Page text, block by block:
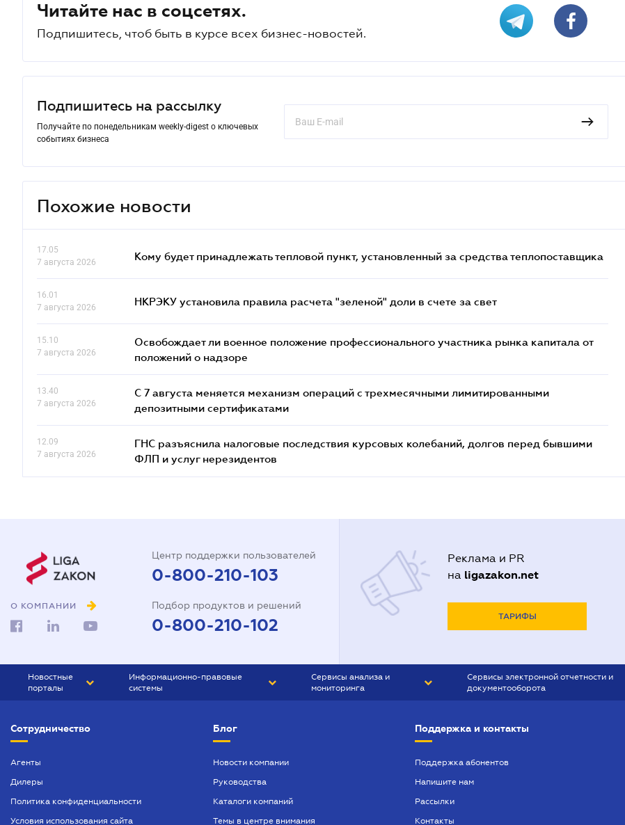
Читайте нас в соцсетях.
Подпишитесь, чтоб быть в курсе всех бизнес-новостей.
Подпишитесь на рассылку
Получайте по понедельникам weekly-digest о ключевых
событиях бизнеса
Похожие новости
17.05
7 августа 2026
Кому будет принадлежать тепловой пункт, установленный за средства теплопоставщика
16.01
7 августа 2026
НКРЭКУ установила правила расчета "зеленой" доли в счете за свет
15.10
7 августа 2026
Освобождает ли военное положение профессионального участника рынка капитала от
положений о надзоре
13.40
7 августа 2026
С 7 августа меняется механизм операций с трехмесячными лимитированными
депозитными сертификатами
12.09
7 августа 2026
ГНС разъяснила налоговые последствия курсовых колебаний, долгов перед бывшими
ФЛП и услуг нерезидентов
О КОМПАНИИ
Центр поддержки пользователей
0-800-210-103
Подбор продуктов и решений
0-800-210-102
Реклама и PR
на ligazakon.net
ТАРИФЫ
Новостные
порталы
БИЗНЕС
Информационно-правовые
системы
БУХГАЛТЕР ПРОФ
ЮРИСТ ПРОФ
Сервисы анализа и
мониторинга
Сервисы электронной отчетности и
документооборота
Сотрудничество
Агенты
Дилеры
Политика конфиденциальности
Условия использования сайта
Блог
Новости компании
Руководства
Каталоги компаний
Темы в центре внимания
Поддержка и контакты
Поддержка абонентов
Напишите нам
Рассылки
Контакты